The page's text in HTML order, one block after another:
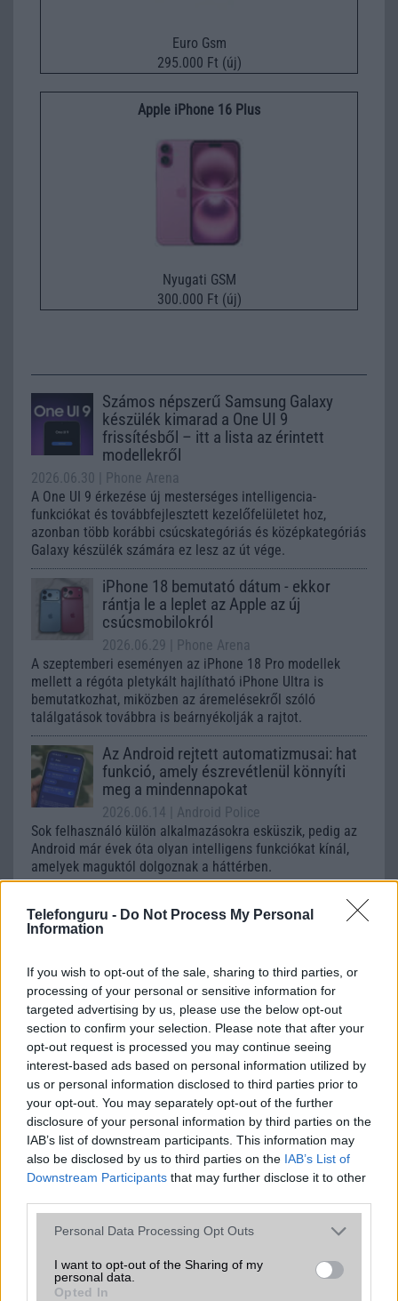
Telefonguru - Do Not Process My Personal
Information
If you wish to opt-out of the sale, sharing to third parties, or
processing of your personal or sensitive information for
targeted advertising by us, please use the below opt-out
section to confirm your selection. Please note that after your
opt-out request is processed you may continue seeing
interest-based ads based on personal information utilized by
us or personal information disclosed to third parties prior to
your opt-out. You may separately opt-out of the further
disclosure of your personal information by third parties on the
IAB’s list of downstream participants. This information may
also be disclosed by us to third parties on the IAB’s List of
Downstream Participants that may further disclose it to other
Please note that this website/app uses one or more Google
not limited to your visit or usage behaviour. You may click to
grant or deny consent to Google and its third-party tags to
Personal Data Processing Opt Outs
I want to opt-out of the Sharing of my
personal data.
Opted In
Euro Gsm
295.000 Ft (új)
Apple iPhone 16 Plus
Nyugati GSM
300.000 Ft (új)
Számos népszerű Samsung Galaxy
készülék kimarad a One UI 9
frissítésből – itt a lista az érintett
modellekről
2026.06.30
| Phone Arena
A One UI 9 érkezése új mesterséges intelligencia-
funkciókat és továbbfejlesztett kezelőfelületet hoz,
azonban több korábbi csúcskategóriás és középkategóriás
Galaxy készülék számára ez lesz az út vége.
iPhone 18 bemutató dátum - ekkor
rántja le a leplet az Apple az új
csúcsmobilokról
2026.06.29
| Phone Arena
A szeptemberi eseményen az iPhone 18 Pro modellek
mellett a régóta pletykált hajlítható iPhone Ultra is
bemutatkozhat, miközben az áremelésekről szóló
találgatások továbbra is beárnyékolják a rajtot.
Az Android rejtett automatizmusai: hat
funkció, amely észrevétlenül könnyíti
meg a mindennapokat
2026.06.14
| Android Police
Sok felhasználó külön alkalmazásokra esküszik, pedig az
Android már évek óta olyan intelligens funkciókat kínál,
amelyek maguktól dolgoznak a háttérben.
Ez a rejtett Samsung funkció teljesen
megváltoztatja a mobilhasználatot –
2026.07.12| Android Central
Az Edge Panel az egyik leghasznosabb funkció, amely
jelentősen felgyorsítja a mindennapi használatot,
miközben a Pixel telefonokból továbbra is hiányzik.
KAPCSOLÓDÓ HÍREK
Android 4.1 Jellybean-nel jöhet a Google Nexus 7 nettábla
Kiszivárgott: Google Nexus 7 tablet
Megjelent a Google Nexus 7 internettábla
Hibás Google Nexus 7 táblagépek a piacon